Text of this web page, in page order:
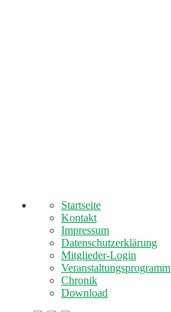
Startseite
Kontakt
Impressum
Datenschutzerklärung
Mitglieder-Login
Veranstaltungsprogramm
Chronik
Download